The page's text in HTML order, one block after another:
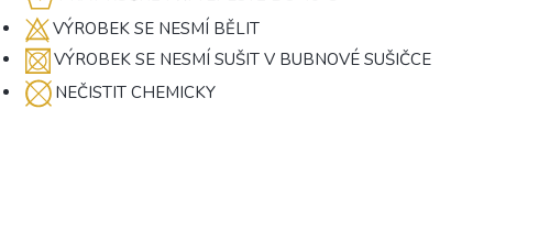
VÝROBEK SE NESMÍ BĚLIT
VÝROBEK SE NESMÍ SUŠIT V BUBNOVÉ SUŠIČCE
NEČISTIT CHEMICKY